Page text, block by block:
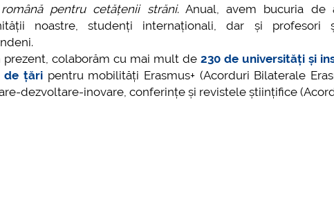
pentru cetățenii străni. Anual, avem bucuria
noastre, studenți internaționali, dar și profesori
colaborăm cu mai mult de 230 de universități și
de țăripentru mobilități Erasmus+ (Acorduri Bilaterale
dezvoltare-inovare, conferințe și revistele științifice
mai multe informatii...